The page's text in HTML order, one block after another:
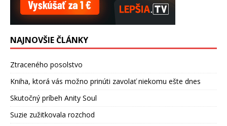
NAJNOVŠIE ČLÁNKY
Ztraceného posolstvo
Kniha, ktorá vás možno prinúti zavolať niekomu ešte dnes
Skutočný príbeh Anity Soul
Suzie zužitkovala rozchod